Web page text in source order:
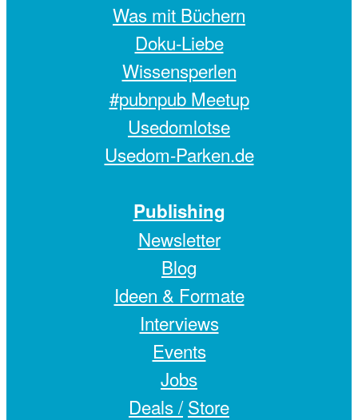
Was mit Büchern
Doku-Liebe
Wissensperlen
#pubnpub Meetup
Usedomlotse
Usedom-Parken.de
Publishing
Newsletter
Blog
Ideen & Formate
Interviews
Events
Jobs
Deals / Store